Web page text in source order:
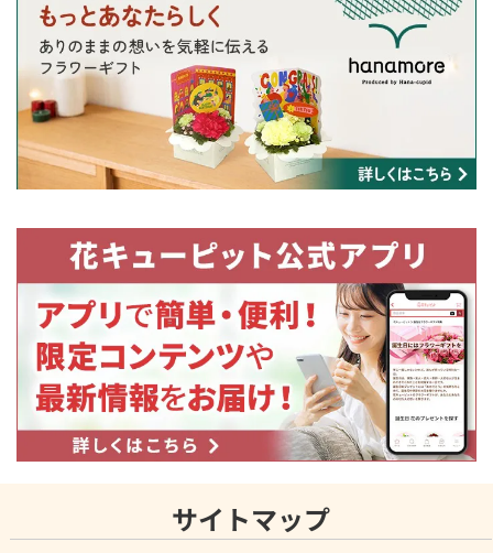
サイトマップ